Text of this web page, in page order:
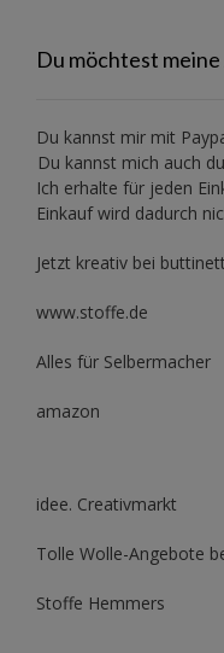
Du möchtest
Du kannst mir mit
Du kannst mich auch
Ich erhalte für jeden
Einkauf wird dadurch
Jetzt kreativ bei
www.stoffe.de
Alles für Selbermacher
amazon
idee. Creativmarkt
Tolle Wolle-Angebote
Stoffe Hemmers